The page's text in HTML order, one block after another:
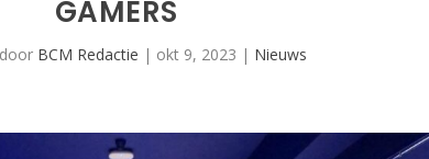
GAMERS
BCM Redactie | okt 9, 2023 | Nieuws